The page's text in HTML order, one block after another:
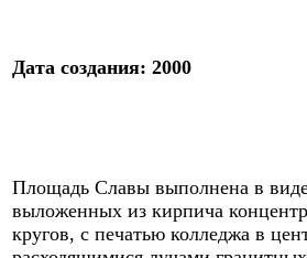
Дата создания: 2000
Площадь Славы выполнена в
выложенных из кирпича
кругов, с печатью колледжа в